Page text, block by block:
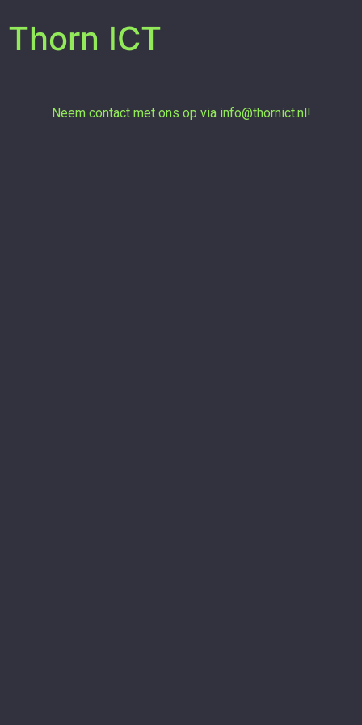
Thorn ICT
Neem contact met ons op via info@thornict.nl !